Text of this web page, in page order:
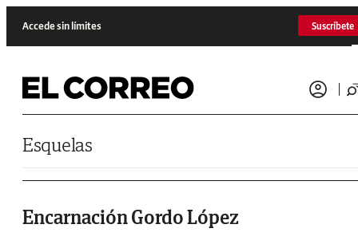
Accede sin límites Suscríbete
Esquelas
Encarnación Gordo López